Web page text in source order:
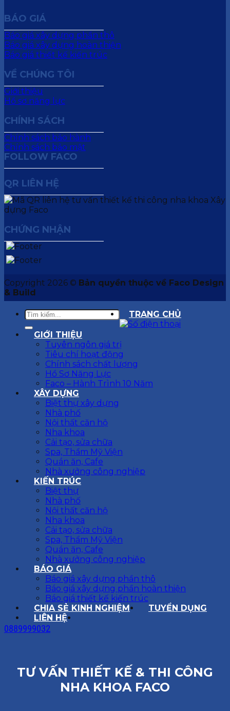
BÁO GIÁ
Báo giá xây dựng phần thô
Báo giá xây dựng hoàn thiện
Báo giá thiết kế kiến trúc
VỀ CHÚNG TÔI
Giới thiệu
Hồ sơ năng lực
CHÍNH SÁCH
Chính sách bảo hành
Chính sách bảo mật
FOLLOW FACO
QR LIÊN HỆ
CHỨNG NHẬN
Copyright 2026 © Bản quyền thuộc về Faco Design
& Build
TRANG CHỦ
GIỚI THIỆU
Tuyên ngôn giá trị
Tiêu chí hoạt động
Chính sách chất lượng
Hồ Sơ Năng Lực
Faco – Hành Trình 10 Năm
XÂY DỰNG
Biệt thự xây dựng
Nhà phố
Nội thất căn hộ
Nha khoa
Cải tạo, sửa chữa
Spa, Thẩm Mỹ Viện
Quán ăn, Cafe
Nhà xưởng công nghiệp
KIẾN TRÚC
Biệt thự
Nhà phố
Nội thất căn hộ
Nha khoa
Cải tạo, sửa chữa
Spa, Thẩm Mỹ Viện
Quán ăn, Cafe
Nhà xưởng công nghiệp
BÁO GIÁ
Báo giá xây dựng phần thô
Báo giá xây dựng phần hoàn thiện
Báo giá thiết kế kiến trúc
CHIA SẺ KINH NGHIỆM
TUYỂN DỤNG
LIÊN HỆ
0889999032
TƯ VẤN THIẾT KẾ & THI CÔNG
NHA KHOA FACO